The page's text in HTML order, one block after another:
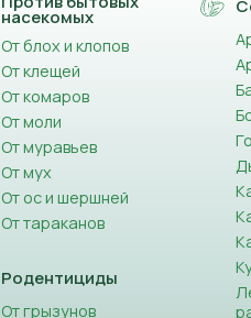
насекомых
От блох и клопов
От клещей
От комаров
От моли
От муравьев
От мух
От ос и шершней
От тараканов
Родентициды
От грызунов